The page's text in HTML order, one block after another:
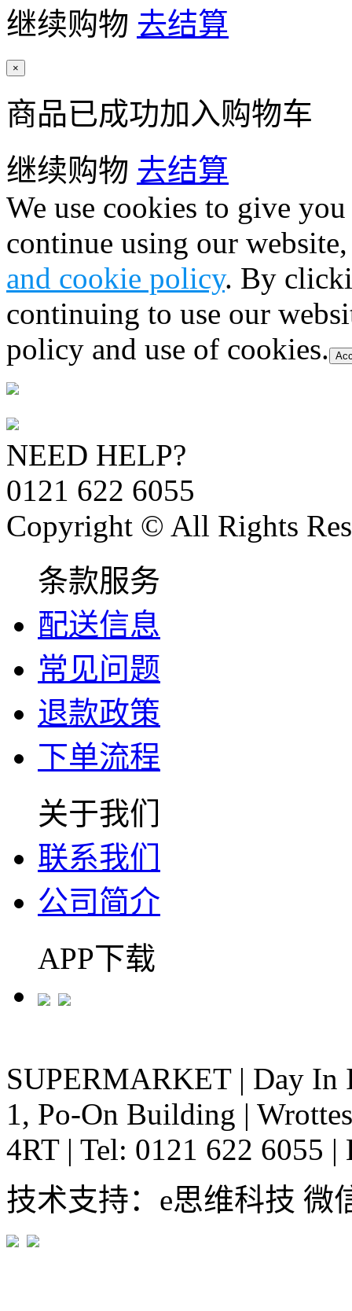
继续购物 去结算
×
商品已成功加入购物车
继续购物 去结算
We use cookies to give
continue using our
and cookie policy. By
continuing to use our
policy and use of cookies.
NEED HELP?
0121 622 6055
Copyright © All Rights
条款服务
配送信息
常见问题
退款政策
下单流程
关于我们
联系我们
公司简介
APP下载
SUPERMARKET | Day In
1, Po-On Building |
4RT | Tel: 0121 622 6055 |
技术支持：e思维科技 微